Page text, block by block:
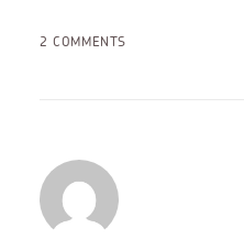
2 COMMENTS